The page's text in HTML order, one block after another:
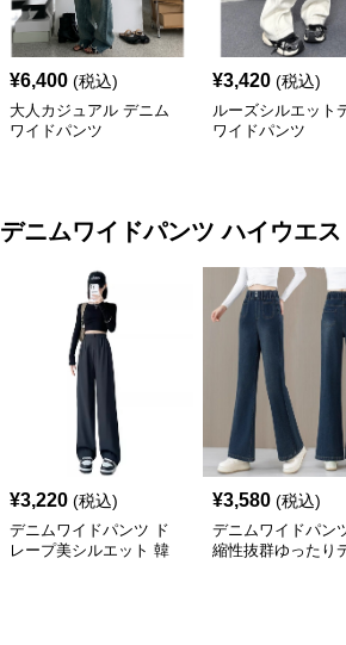
¥6,400 (税込)
大人カジュアル デニム
ワイドパンツ
¥3,420 (税込)
ルーズシルエット
ワイドパンツ
デニムワイドパンツ ハイウエス
¥3,220 (税込)
デニムワイドパンツ ド
レープ美シルエット 韓
¥3,580 (税込)
デニムワイドパン
縮性抜群ゆったり